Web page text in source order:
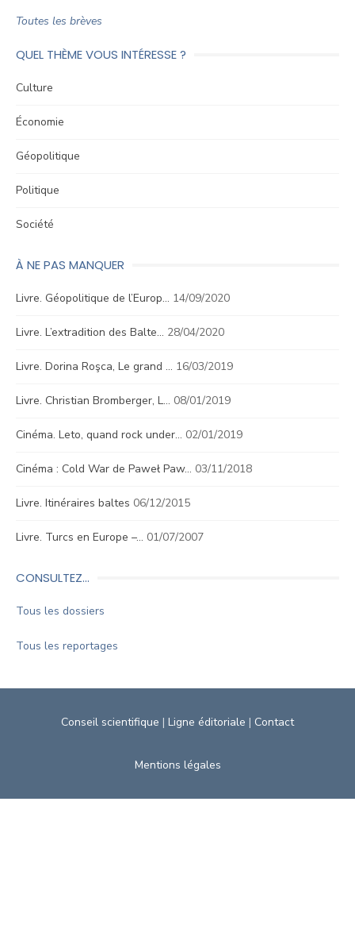
Toutes les brèves
QUEL THÈME VOUS INTÉRESSE ?
Culture
Économie
Géopolitique
Politique
Société
À NE PAS MANQUER
Livre. Géopolitique de l’Europ… 14/09/2020
Livre. L’extradition des Balte… 28/04/2020
Livre. Dorina Roşca, Le grand … 16/03/2019
Livre. Christian Bromberger, L… 08/01/2019
Cinéma. Leto, quand rock under… 02/01/2019
Cinéma : Cold War de Paweł Paw… 03/11/2018
Livre. Itinéraires baltes 06/12/2015
Livre. Turcs en Europe –… 01/07/2007
CONSULTEZ…
Tous les dossiers
Tous les reportages
Conseil scientifique | Ligne éditoriale | Contact
Mentions légales